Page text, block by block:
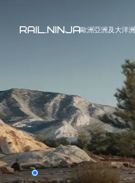
歐洲亞洲及大洋洲